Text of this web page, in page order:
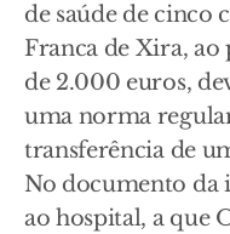
de saúde de cinco
Franca de Xira,
de 2.000 euros,
uma norma
transferência de
No documento da
ao hospital, a que